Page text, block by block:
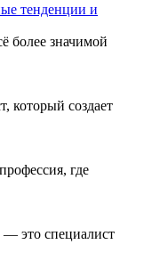
тенденции и
более значимой
который создает
где
— это специалист